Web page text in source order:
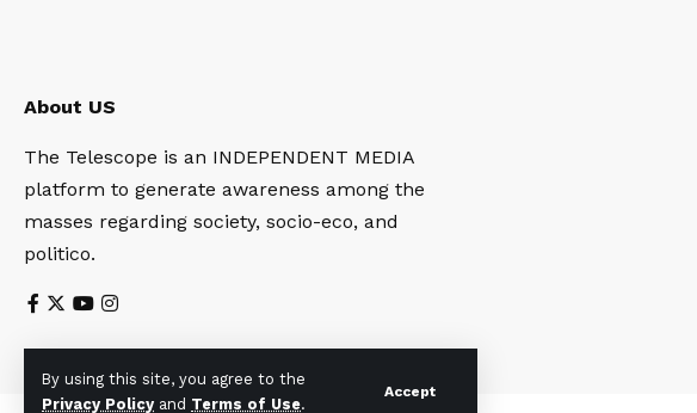
By using this site, you agree to the
Privacy Policy and Terms of Use.
Accept
About US
The Telescope is an INDEPENDENT MEDIA
platform to generate awareness among the
masses regarding society, socio-eco, and
politico.